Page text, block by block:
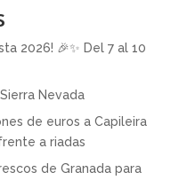
2026! 🎉✨ Del 7 al 10
Nevada
de euros a Capileira
a riadas
de Granada para